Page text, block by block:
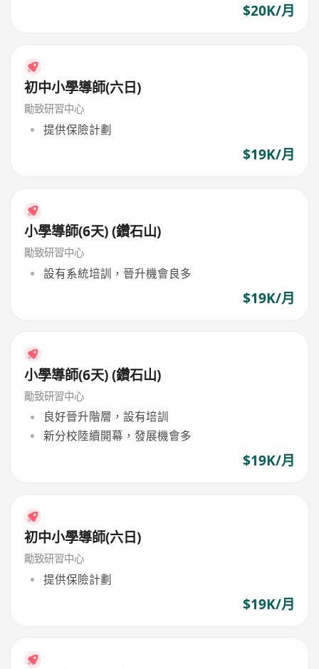
$20K/月
初中小學導師(六日)
勵致研習中心
提供保險計劃
$19K/月
小學導師(6天) (鑽石山)
勵致研習中心
設有系統培訓，晉升機會良多
$19K/月
小學導師(6天) (鑽石山)
勵致研習中心
良好晉升階層，設有培訓
新分校陸續開幕，發展機會多
$19K/月
初中小學導師(六日)
勵致研習中心
提供保險計劃
$19K/月